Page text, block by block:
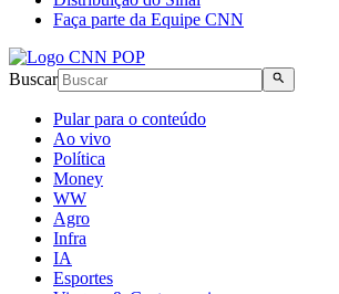
Faça parte da Equipe CNN
Buscar
Pular para o conteúdo
Ao vivo
Política
Money
WW
Agro
Infra
IA
Esportes